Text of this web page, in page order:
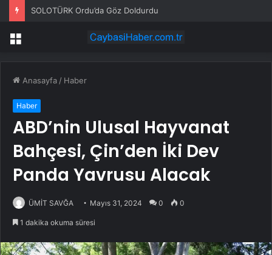
SOLOTÜRK Ordu’da Göz Doldurdu
Menü
Anasayfa / Haber
Haber
ABD’nin Ulusal Hayvanat
Bahçesi, Çin’den İki Dev
Panda Yavrusu Alacak
ÜMİT SAVĞA Mayıs 31, 2024 0 0
1 dakika okuma süresi